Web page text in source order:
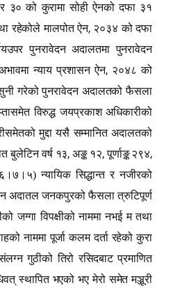
३० को कुरामा सोही ऐनको दफा ३१
रहेकोले मालपोत ऐन, २०३४ को दफा
पुनरावेदन अदालतमा पुनरावेदन
न्याय प्रशासन ऐन, २०४८ को
गरेको पुनरावेदन अदालतको फैसला
विरुद्ध जयप्रकाश अधिकारीको
मुद्दा यसै सम्मानित अदालतको
बुलेटिन वर्ष १३,अङ्क १२,पूर्णाङ्क २९४,
न्यायिक सिद्धान्त र नजीरको
अदातल जनकपुरको फैसला त्रुटिपूर्ण
जग्गा विपक्षीको नाममा नभई म तथा
नाममा पूर्जा कलम दर्ता रहेको कुरा
गुठीको तिरो रसिदबाट प्रमाणित
स्थापित भएको भए मेरो समेत मञ्जूरी